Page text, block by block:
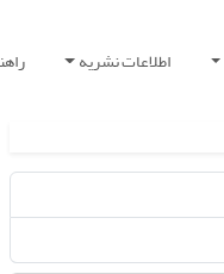
اطلاعات نشریه